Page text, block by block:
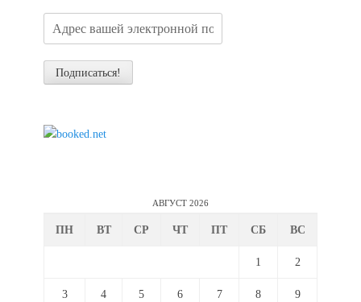
АВГУСТ 2026
ПН ВТ СР ЧТ ПТ СБ ВС
1 2
3 4 5 6 7 8 9